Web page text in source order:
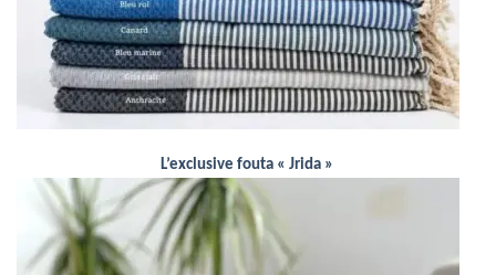
L’exclusive fouta « Jrida »